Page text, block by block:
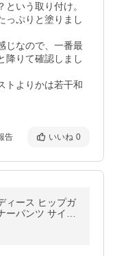
いう取り付け。
っぷりと塗りまし
じなので、一番最
降りて確認しまし
トよりかは若干和
告 いいね 0
ィース ヒップガ
パンツ サイク
ロードバイク サ